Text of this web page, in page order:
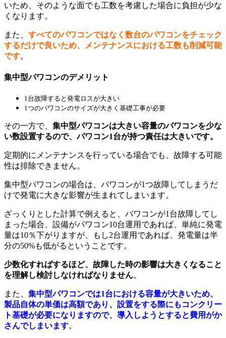
いため、そのような面でも工数を考慮した場合に負担が少な
くなります。
また、 すべてのパワコンではなく数台のパワコンをチェック
するだけで良いため、メンテナンスにおける工数も削減可能
です。
集中型パワコンのデメリット
1台故障すると発電ロスが大きい
1つのパワコンのサイズが大きく基礎工事が必要
その一方で、 集中型パワコンは大きい容量のパワコンを少な
い数設置するので、パワコン1台が持つ責任は大きいです。
定期的にメンテナンスを行っている場合でも、故障する可能
性は排除できません。
集中型パワコンの場合は、パワコンが1つ故障してしまうだ
けで発電に大きな影響が生まれてしまいます。
ざっくりとした計算で例えると、パワコンが1台故障してし
まった場合、設備がパワコン10台運用であれば、単純に発電
量は10％下がりますが、もし2台運用であれば、発電量は半
分の50%も低がるということです。
少数化すればするほど、故障した時の影響は大きくなること
を理解し検討しなければなりません。
また、 集中型パワコンでは1台における容量が大きいため、
製品自体の単価は高額であり、設置をする際にもコンクリー
ト基礎が必要になりますので、導入しようとすると費用がか
さんでしまいます。